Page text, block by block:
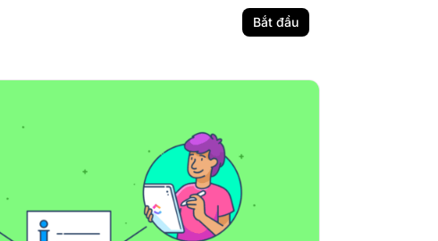
Bắt đầu